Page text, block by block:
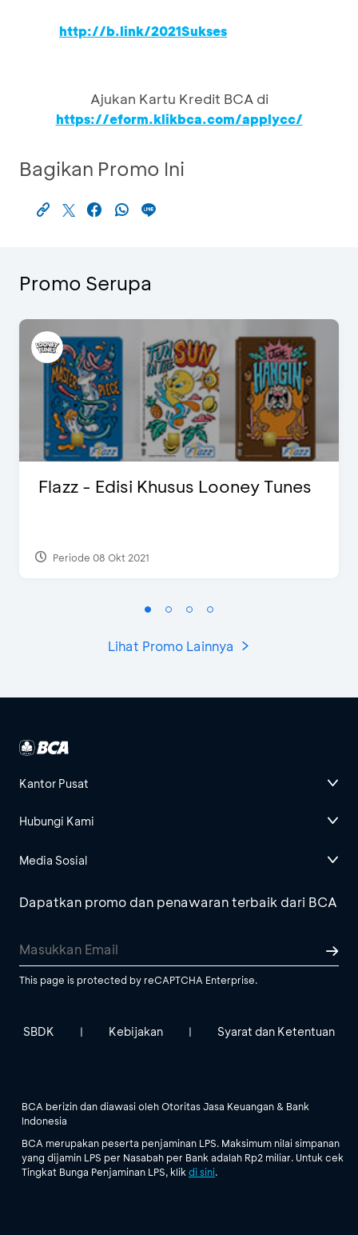
http://b.link/2021Sukses
Ajukan Kartu Kredit BCA di
https://eform.klikbca.com/applycc/
Bagikan Promo Ini
Promo Serupa
Flazz - Edisi Khusus Looney Tunes
Periode 08 Okt 2021
Lihat Promo Lainnya
Kantor Pusat
Hubungi Kami
Media Sosial
Dapatkan promo dan penawaran terbaik dari BCA
This page is protected by reCAPTCHA Enterprise.
SBDK | Kebijakan | Syarat dan Ketentuan
BCA berizin dan diawasi oleh Otoritas Jasa Keuangan & Bank
Indonesia
BCA merupakan peserta penjaminan LPS. Maksimum nilai simpanan
yang dijamin LPS per Nasabah per Bank adalah Rp2 miliar. Untuk cek
Tingkat Bunga Penjaminan LPS, klik di sini.